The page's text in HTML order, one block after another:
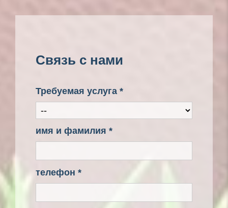
Связь с нами
Требуемая услуга *
имя и фамилия *
телефон *